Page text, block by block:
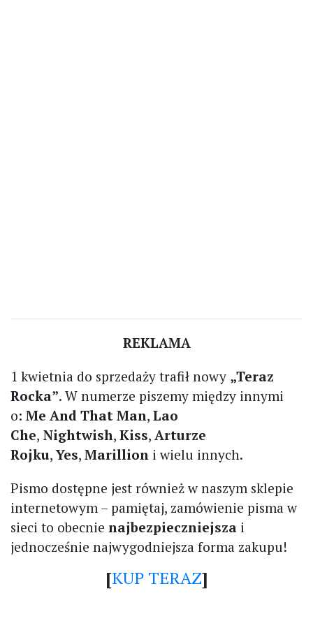
REKLAMA
1 kwietnia do sprzedaży trafił nowy „Teraz
Rocka”. W numerze piszemy między innymi
o: Me And That Man, Lao
Che, Nightwish, Kiss, Arturze
Rojku,Yes, Marillion i wielu innych.
Pismo dostępne jest również w naszym sklepie
internetowym – pamiętaj, zamówienie pisma w
sieci to obecnie najbezpieczniejsza i
jednocześnie najwygodniejsza forma zakupu!
[KUP TERAZ]